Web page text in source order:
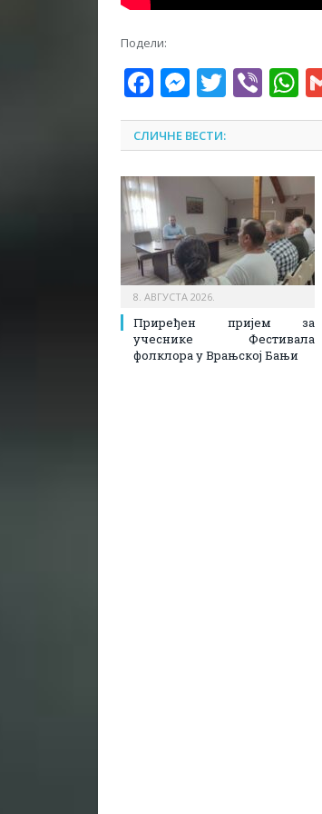
Подели:
Facebook
Twitter
СЛИЧНЕ ВЕСТИ:
8. АВГУСТА 2026.
Приређен пријем за
учеснике Фестивала
фолклора у Врањској Бањи